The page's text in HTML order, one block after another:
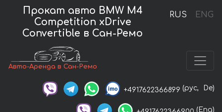
RUS ENG
Прокат авто BMW M4
Competition xDrive
Convertible в Сан-Ремо
Авто-Аренда в Сан-Ремо
+4917622366899 (рус, De)
(Eng)